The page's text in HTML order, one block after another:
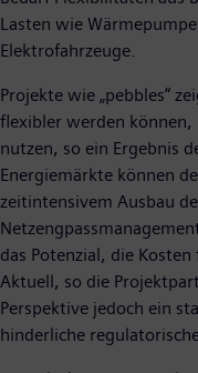
Lasten wie
Elektrofahrzeuge.
Projekte wie „pebbles“
flexibler werden können,
nutzen, so ein Ergebnis
Energiemärkte können
zeitintensivem Ausbau
das Potenzial, die
Aktuell, so die
Perspektive jedoch ein
hinderliche